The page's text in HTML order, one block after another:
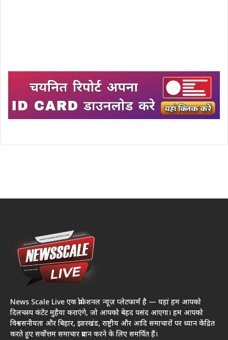
News Scale Live एक प्रोफेशनल न्यूज़ प्लेटफार्म है — यहां हम आपको
दिलचस्प कंटेंट मुहैया कराएंगे, जो आपको बेहद पसंद आएगा। हम आपको
विश्वसनीयता और बिहार, झारखंड, राष्ट्रीय और आदि समाचारों पर ध्यान केंद्रित
करते हुए सर्वोत्तम समाचार प्रदान करने के लिए समर्पित हैं।